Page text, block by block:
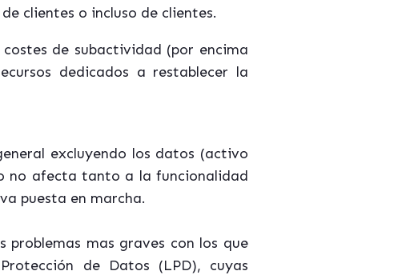
de clientes o incluso de clientes.
de subactividad (por encima
dedicados a restablecer la
excluyendo los datos (activo
no afecta tanto a la funcionalidad
puesta en marcha.
problemas mas graves con los que
de Datos (LPD), cuyas